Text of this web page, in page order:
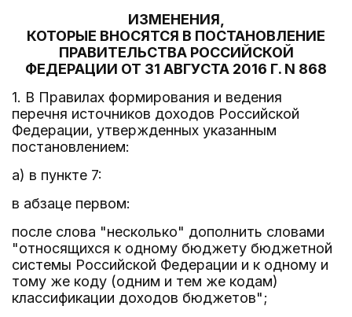
ИЗМЕНЕНИЯ,
КОТОРЫЕ ВНОСЯТСЯ В ПОСТАНОВЛЕНИЕ
ПРАВИТЕЛЬСТВА РОССИЙСКОЙ
ФЕДЕРАЦИИ ОТ 31 АВГУСТА 2016 Г. N 868
1. В Правилах формирования и ведения
перечня источников доходов Российской
Федерации, утвержденных указанным
постановлением:
а) в пункте 7:
в абзаце первом:
после слова "несколько" дополнить словами
"относящихся к одному бюджету бюджетной
системы Российской Федерации и к одному и
тому же коду (одним и тем же кодам)
классификации доходов бюджетов";